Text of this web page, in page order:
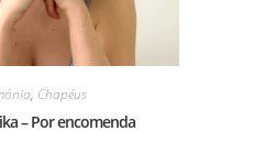
, Chapéus
– Por encomenda